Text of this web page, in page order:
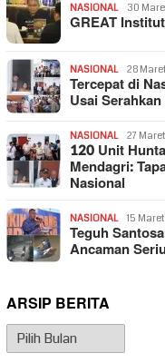
NASIONAL 30
GREAT
NASIONAL 28
Tercepat di
Usai
NASIONAL 27
120 Unit
Mendagri:
Nasional
NASIONAL 15
Teguh
Ancaman
ARSIP BERITA
Arsip
Berita